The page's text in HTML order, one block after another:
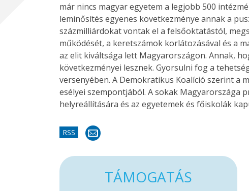
már nincs magyar egyetem a legjobb 500
leminősítés egyenes következménye annak a
százmilliárdokat vontak el a felsőoktatástól,
működését, a keretszámok korlátozásával és a
az elit kiváltsága lett Magyarországon. Annak,
következményei lesznek. Gyorsulni fog a
versenyében. A Demokratikus Koalíció szerint a
esélyei szempontjából. A sokak Magyarországa
helyreállítására és az egyetemek és főiskolák
RSS
TÁMOGATÁS